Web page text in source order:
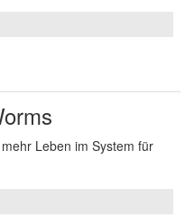
Leben im System für